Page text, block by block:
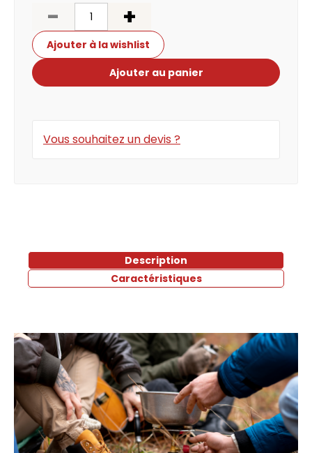
- +
Ajouter au panier
Ajouter à la wishlist
Vous souhaitez un devis ?
Description
Caractéristiques